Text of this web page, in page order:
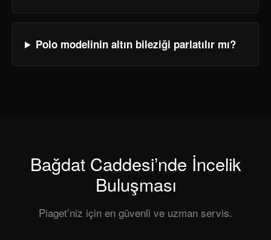
Polo modelinin altın bileziği parlatılır mı?
Bağdat Caddesi’nde İncelik
Buluşması
Piaget’niz için en güvenli ve uzman servis.